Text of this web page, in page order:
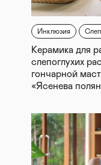
Инклюзия
Керамика для
слепоглухих
гончарной
«Ясенева